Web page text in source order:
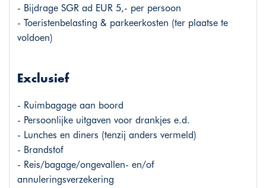
- Bijdrage SGR ad EUR 5,- per persoon
- Toeristenbelasting & parkeerkosten (ter plaatse te
voldoen)
Exclusief
- Ruimbagage aan boord
- Persoonlijke uitgaven voor drankjes e.d.
- Lunches en diners (tenzij anders vermeld)
- Brandstof
- Reis/bagage/ongevallen- en/of
annuleringsverzekering